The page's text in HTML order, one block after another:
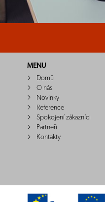
MENU
Domů
O nás
Novinky
Reference
Spokojení zákazníci
Partneři
Kontakty